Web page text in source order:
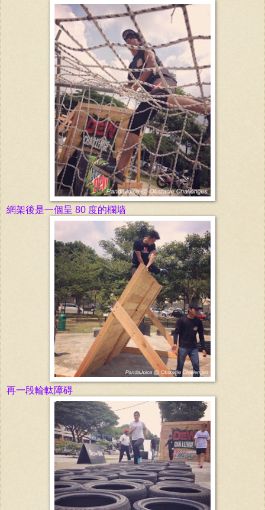
網架後是一個呈 80 度的欄墙
再一段輪軚障碍